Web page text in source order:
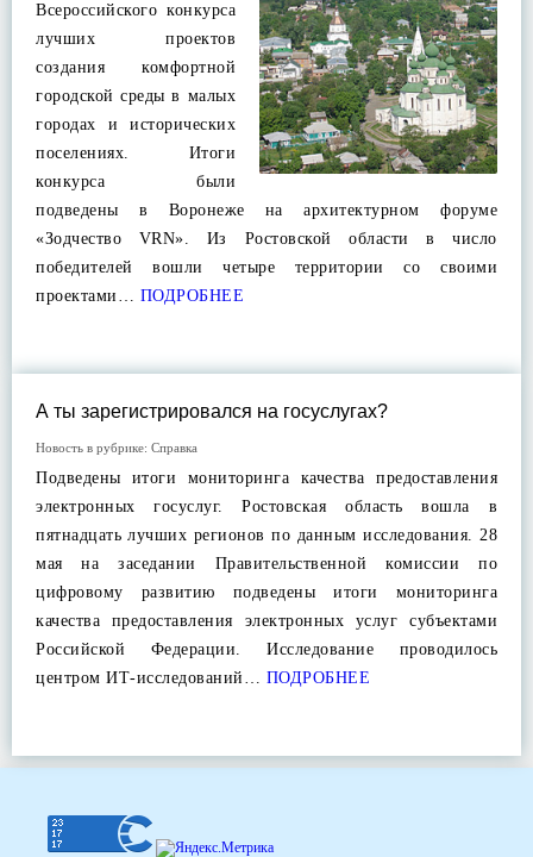
Всероссийского конкурса
лучших проектов
создания комфортной
городской среды в малых
городах и исторических
поселениях. Итоги
конкурса были
подведены в Воронеже на архитектурном форуме
«Зодчество VRN». Из Ростовской области в число
победителей вошли четыре территории со своими
проектами… ПОДРОБНЕЕ
А ты зарегистрировался на госуслугах?
Новость в рубрике: Справка
Подведены итоги мониторинга качества предоставления
электронных госуслуг. Ростовская область вошла в
пятнадцать лучших регионов по данным исследования. 28
мая на заседании Правительственной комиссии по
цифровому развитию подведены итоги мониторинга
качества предоставления электронных услуг субъектами
Российской Федерации. Исследование проводилось
центром ИТ-исследований… ПОДРОБНЕЕ